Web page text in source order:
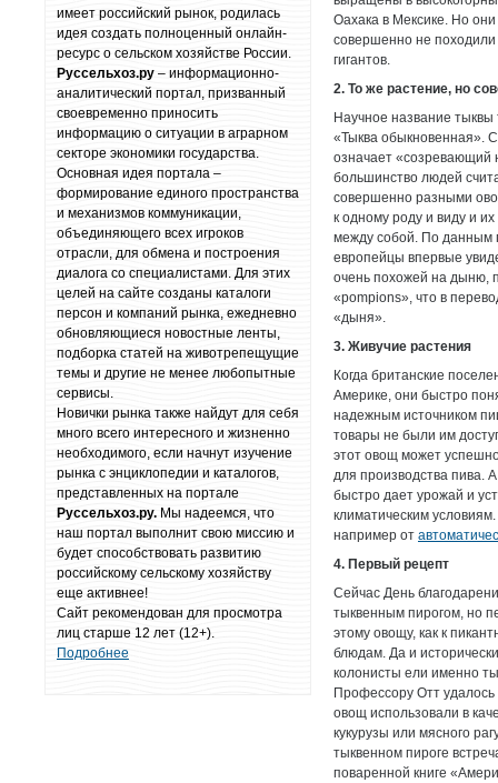
Оахака в Мексике. Но
совершенно не
гигантов.
2. То же растение, но
Научное название
«Тыква обыкновенная».
означает «созревающий
большинство людей
совершенно разными
к одному роду и виду и
между собой. По данным
европейцы впервые
очень похожей на дыню,
«pompions», что в
«дыня».
3. Живучие растения
Когда британские
Америке, они быстро
надежным источником
товары не были им
этот овощ может
для производства пива.
быстро дает урожай и
климатическим
например от
4. Первый рецепт
Сейчас День
тыквенным пирогом, но
этому овощу, как к
блюдам. Да и
колонисты ели именно
Профессору Отт
овощ использовали в
кукурузы или мясного
тыквенном пироге
поваренной книге
имеет российский рынок, родилась
идея создать полноценный онлайн-
ресурс о сельском хозяйстве России.
Руссельхоз.ру – информационно-
аналитический портал, призванный
своевременно приносить
информацию о ситуации в аграрном
секторе экономики государства.
Основная идея портала –
формирование единого пространства
и механизмов коммуникации,
объединяющего всех игроков
отрасли, для обмена и построения
диалога со специалистами. Для этих
целей на сайте созданы каталоги
персон и компаний рынка, ежедневно
обновляющиеся новостные ленты,
подборка статей на животрепещущие
темы и другие не менее любопытные
сервисы.
Новички рынка также найдут для себя
много всего интересного и жизненно
необходимого, если начнут изучение
рынка с энциклопедии и каталогов,
представленных на портале
Руссельхоз.ру. Мы надеемся, что
наш портал выполнит свою миссию и
будет способствовать развитию
российскому сельскому хозяйству
еще активнее!
Сайт рекомендован для просмотра
лиц старше 12 лет (12+).
Подробнее